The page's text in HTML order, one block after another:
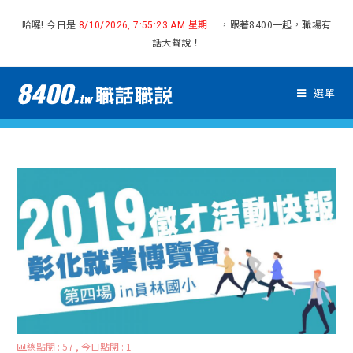
哈囉! 今日是 8/10/2026, 7:55:24 AM 星期一
，跟著8400一起，職場有
話大聲說！
選單
總點閱 : 57 , 今日點閱 : 1